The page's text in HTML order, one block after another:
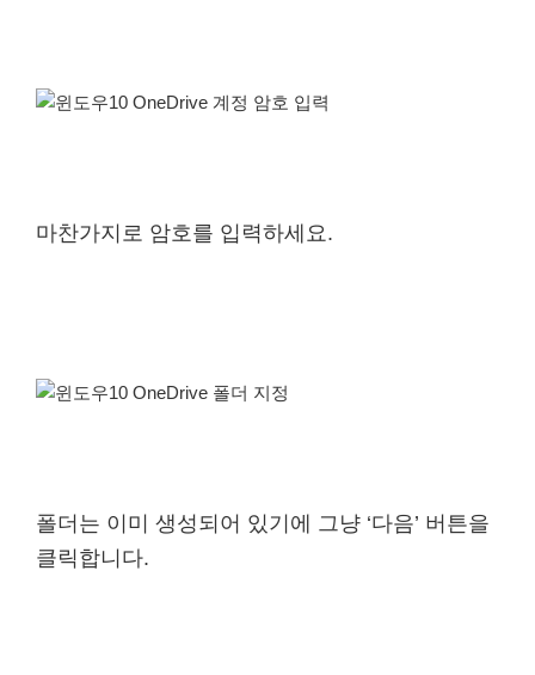
마찬가지로 암호를 입력하세요.
폴더는 이미 생성되어 있기에 그냥 ‘다음’ 버튼을
클릭합니다.